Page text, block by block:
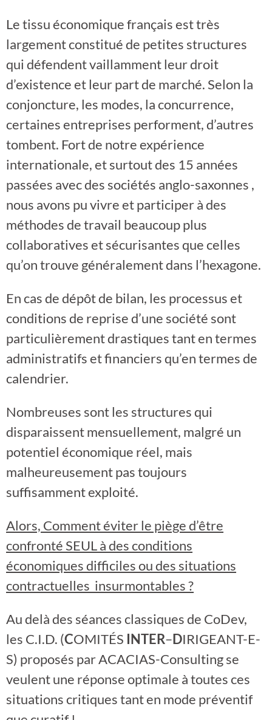
Le tissu économique français est très
largement constitué de petites structures
qui défendent vaillamment leur droit
d’existence et leur part de marché. Selon la
conjoncture, les modes, la concurrence,
certaines entreprises performent, d’autres
tombent. Fort de notre expérience
internationale, et surtout des 15 années
passées avec des sociétés anglo-saxonnes ,
nous avons pu vivre et participer à des
méthodes de travail beaucoup plus
collaboratives et sécurisantes que celles
qu’on trouve généralement dans l’hexagone.
En cas de dépôt de bilan, les processus et
conditions de reprise d’une société sont
particulièrement drastiques tant en termes
administratifs et financiers qu’en termes de
calendrier.
Nombreuses sont les structures qui
disparaissent mensuellement, malgré un
potentiel économique réel, mais
malheureusement pas toujours
suffisamment exploité.
Alors, Comment éviter le piège d’être
confronté SEUL à des conditions
économiques difficiles ou des situations
contractuelles insurmontables ?
Au delà des séances classiques de CoDev,
les C.I.D. (COMITÉS INTER–DIRIGEANT-E-
S) proposés par ACACIAS-Consulting se
veulent une réponse optimale à toutes ces
situations critiques tant en mode préventif